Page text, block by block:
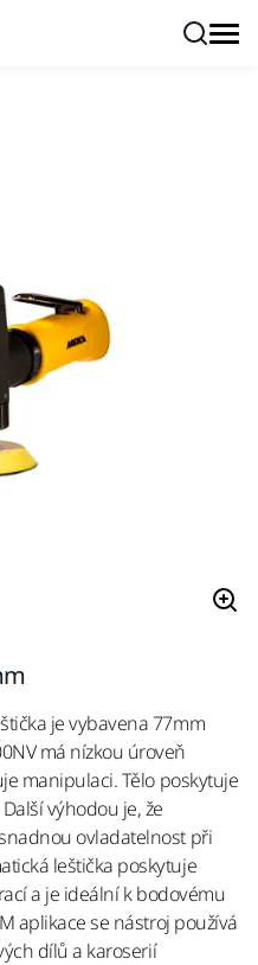
je vybavena 77mm
má nízkou úroveň
manipulaci. Tělo poskytuje
výhodou je, že
ovladatelnost při
leštička poskytuje
a je ideální k bodovému
aplikace se nástroj používá
dílů a karoserií